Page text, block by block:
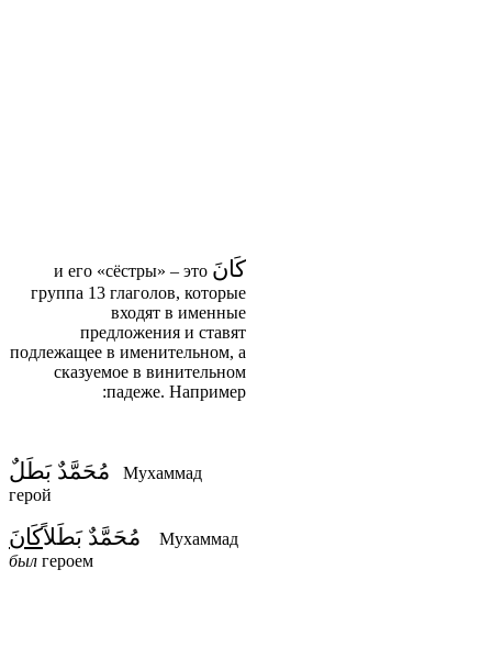
كَانَ и его «сёстры» – это
группа 13 глаголов, которые
входят в именные
предложения и ставят
подлежащее в именительном, а
сказуемое в винительном
падеже. Например:
مُحَمَّدٌ بَطَلٌ Мухаммад
герой
كَانَمُحَمَّدٌ بَطَلاً
Мухаммад
был героем